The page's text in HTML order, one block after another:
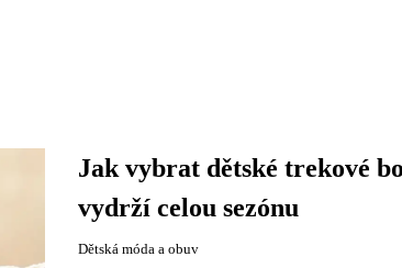
Jak vybrat dětské trekové
vydrží celou sezónu
Dětská móda a obuv